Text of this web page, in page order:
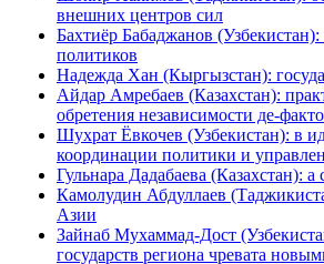
внешних центров сил
Бахтиёр Бабаджанов
политиков
Надежда Хан (Кыргызстан):
Айдар Амребаев (Казахстан):
обретения независимости де-факто
Шухрат Ёвкочев (Узбекистан): в
координации политики и
Гульнара Дадабаева (Казахстан):
Камолудин Абдуллаев
Азии
Зайнаб Мухаммад-Дост
государств региона чревата